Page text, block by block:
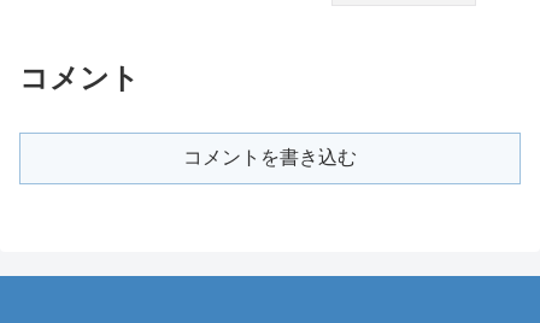
コメント
コメントを書き込む